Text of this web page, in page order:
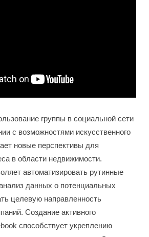
группы в социальной сети
с возможностями искусственного
новые перспективы для
в области недвижимости.
автоматизировать рутинные
данных о потенциальных
целевую направленность
Создание активного
способствует укреплению